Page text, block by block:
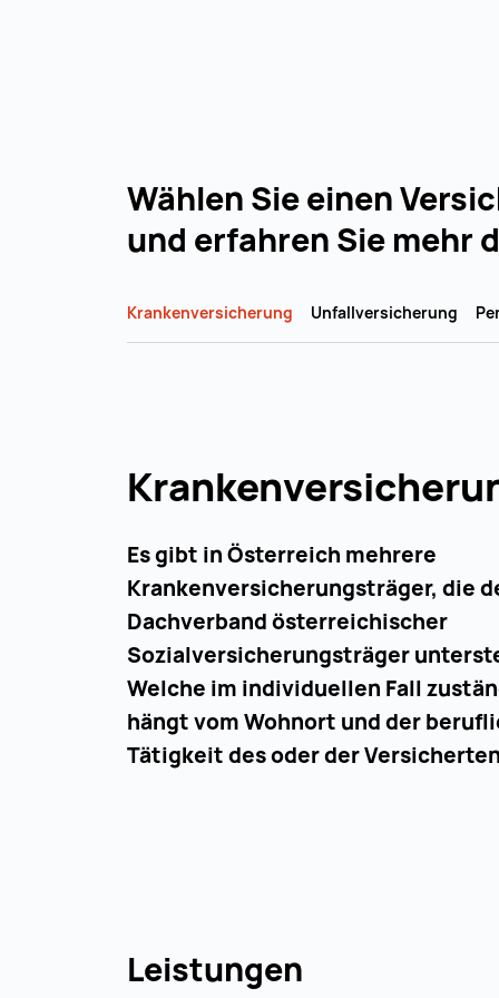
Wählen Sie einen
und erfahren Sie mehr
Krankenversicherung Unfallversicherung
Es gibt in Österreich mehrere
Krankenversicherungsträger, die
Dachverband österreichischer
Sozialversicherungsträger
Welche im individuellen Fall
hängt vom Wohnort und der
Tätigkeit des oder der
Leistungen
Mehrere
Das
Anspruch
als ein
Wurden
Möchte
aus dem
zunächst
in
sofort